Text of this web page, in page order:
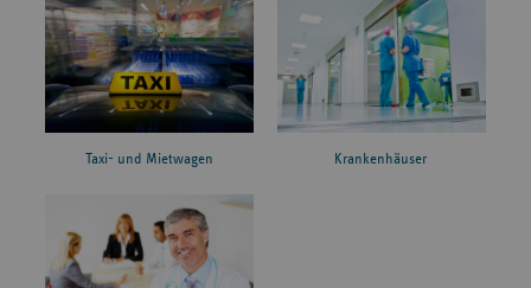
Taxi- und Mietwagen Krankenhäuser